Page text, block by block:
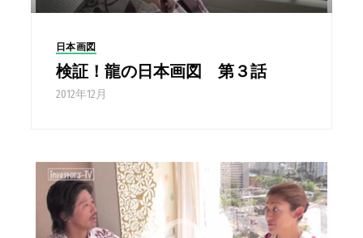
日本画図
検証！龍の日本画図 第３話
2012年12月